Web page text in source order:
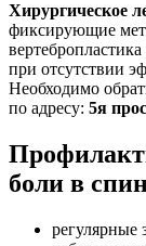
Хирургическое
фиксирующие
при отсутствии
Необходимо
по адресу: 5я
боли в
регулярные